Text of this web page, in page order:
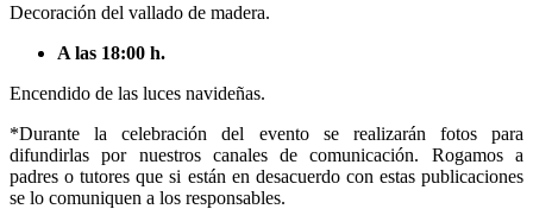
Decoración del vallado de madera.
A las 18:00 h.
Encendido de las luces navideñas.
*Durante la celebración del evento se realizarán fotos para
difundirlas por nuestros canales de comunicación. Rogamos a
padres o tutores que si están en desacuerdo con estas publicaciones
se lo comuniquen a los responsables.